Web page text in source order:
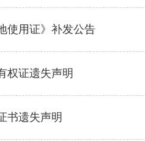
使用证》补发公告
权证遗失声明
书遗失声明